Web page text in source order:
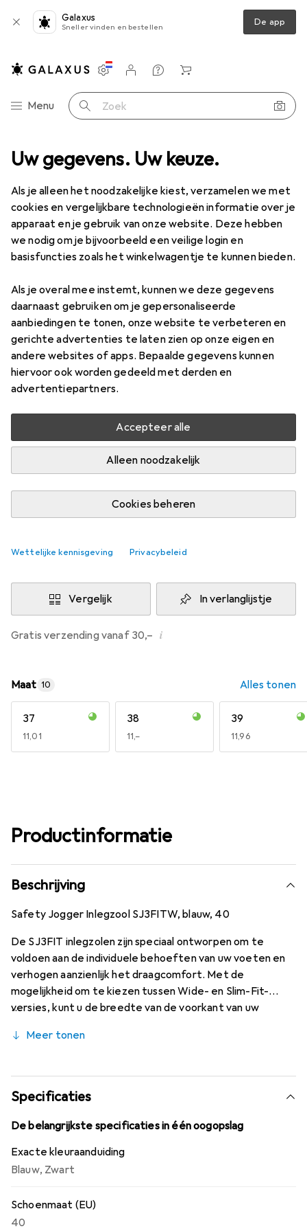
Uw gegevens. Uw keuze.
Als je alleen het noodzakelijke kiest, verzamelen we met
cookies en vergelijkbare technologieën informatie over je
apparaat en je gebruik van onze website. Deze hebben
we nodig om je bijvoorbeeld een veilige login en
basisfuncties zoals het winkelwagentje te kunnen bieden.
Als je overal mee instemt, kunnen we deze gegevens
daarnaast gebruiken om je gepersonaliseerde
aanbiedingen te tonen, onze website te verbeteren en
gerichte advertenties te laten zien op onze eigen en
andere websites of apps. Bepaalde gegevens kunnen
hiervoor ook worden gedeeld met derden en
advertentiepartners.
Accepteer alle
Alleen noodzakelijk
Cookies beheren
Wettelijke kennisgeving Privacybeleid
Galaxus
Sneller vinden en bestellen De app
Categorie navigatie
Menu Zoek op
Instellingen
Klantenaccount
Produktvergelijking
Verlanglijstje
Winkelmandje
Huishouden Zolen Safety Jogger Binnenzool SJ3FITW
2 afbeeldingen
KWANTUMKORTING
Safety JoggerBinnenzool SJ3FITW
Prijs in EUR inclusief BTW
EUR
10,71 EUR
2,50
5
Waarderingscijfers
Levering tussen do, 13-8 en di, 18-8
6 stuk op voorraad bij leverancier
per eenheid
per eenheid
Voeg 2 stuks toe aan winkelmandje
Vergelijk In verlanglijstje
Gratis verzending vanaf 30,– i
Maat 10 Alles tonen
37
EUR
11,01
38
EUR
11,–
39
EUR
11,96
Productinformatie
Beschrijving
Safety Jogger Inlegzool SJ3FITW, blauw, 40
De SJ3FIT inlegzolen zijn speciaal ontworpen om te
voldoen aan de individuele behoeften van uw voeten en
verhogen aanzienlijk het draagcomfort. Met de
mogelijkheid om te kiezen tussen Wide- en Slim-Fit-
versies, kunt u de breedte van de voorkant van uw
maximaal comfort. Dankzij deze innovatieve inlegzool
persoonlijke behoeften en de hele dag met gemak lopen.
Meer tonen
Specificaties
De belangrijkste specificaties in één oogopslag
Exacte kleuraanduiding
Blauw, Zwart
Schoenmaat (EU)
40